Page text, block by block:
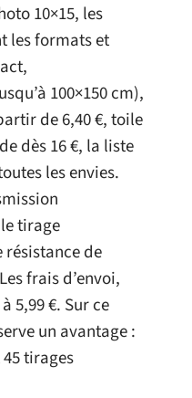
10×15, les
les formats et
100×150 cm),
de 6,40 €, toile
dès 16 €, la liste
les envies.
tirage
résistance de
frais d’envoi,
5,99 €. Sur ce
un avantage :
tirages